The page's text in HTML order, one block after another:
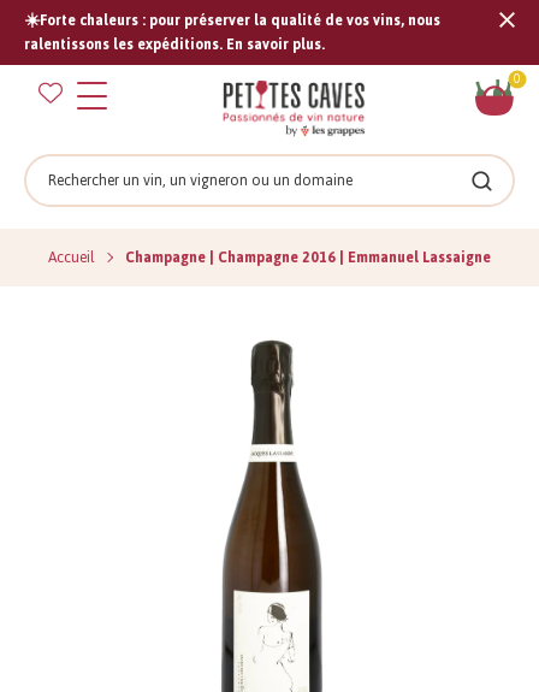
☀️Forte chaleurs : pour préserver la qualité de vos vins, nous
ralentissons les expéditions. En savoir plus.
0
Rechercher
Accueil Champagne | Champagne 2016 | Emmanuel Lassaigne